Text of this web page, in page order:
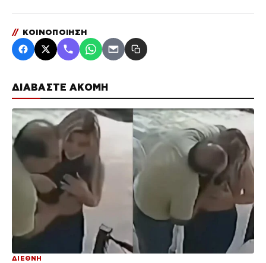
ΔΙΑΒΑΣΤΕ ΑΚΟΜΗ
ΔΙΕΘΝΗ
// ΚΟΙΝΟΠΟΙΗΣΗ